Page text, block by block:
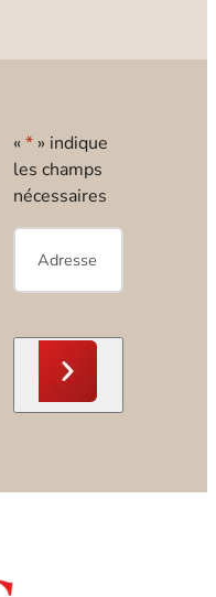
« * » indique
les champs
nécessaires
E-
mail*